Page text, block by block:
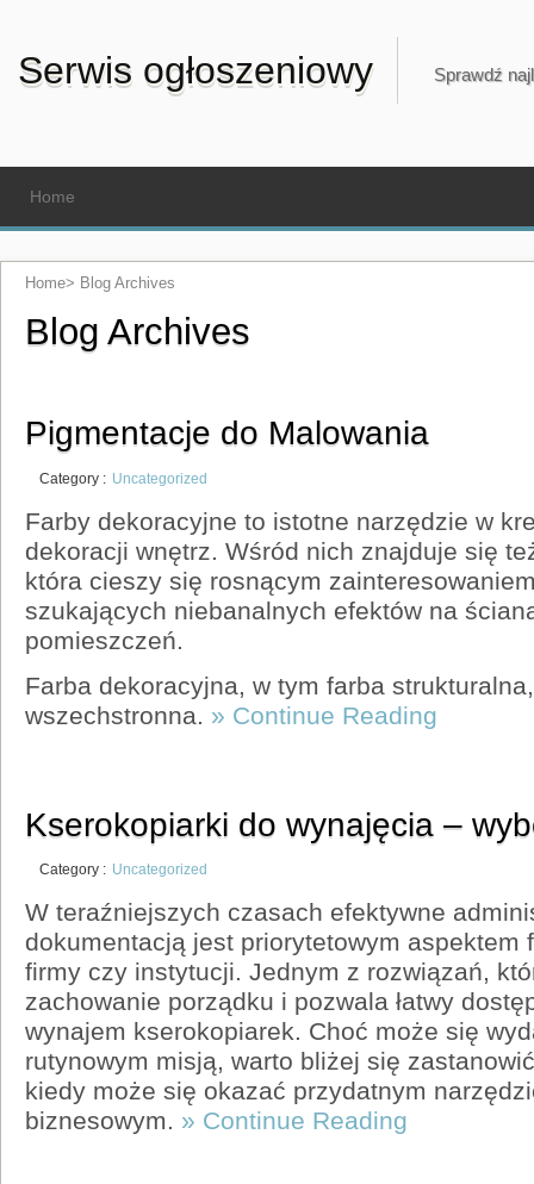
Serwis ogłoszeniowy Sprawdź
Home
Home> Blog Archives
Blog Archives
Pigmentacje do Malowania
Category : Uncategorized
Farby dekoracyjne to istotne narzędzie w
dekoracji wnętrz. Wśród nich znajduje się
która cieszy się rosnącym
szukających niebanalnych efektów na
pomieszczeń.
Farba dekoracyjna, w tym farba
wszechstronna. » Continue Reading
Kserokopiarki do wynajęcia –
Category : Uncategorized
W teraźniejszych czasach efektywne
dokumentacją jest priorytetowym aspektem
firmy czy instytucji. Jednym z rozwiązań,
zachowanie porządku i pozwala łatwy
wynajem kserokopiarek. Choć może się
rutynowym misją, warto bliżej się
kiedy może się okazać przydatnym
biznesowym. » Continue Reading